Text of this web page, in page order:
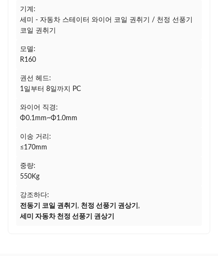
기계:
세미 - 자동차 스테이터 와이어 코일 권취기 / 천정 선풍기
코일 권취기
모델:
R160
권선 헤드:
1일부터 8일까지 PC
와이어 직경:
Φ0.1mm~Φ1.0mm
이송 거리:
≤170mm
중량:
550Kg
강조하다:
전동기 코일 권취기 , 천정 선풍기 권상기 ,
세미 자동차 천정 선풍기 권상기